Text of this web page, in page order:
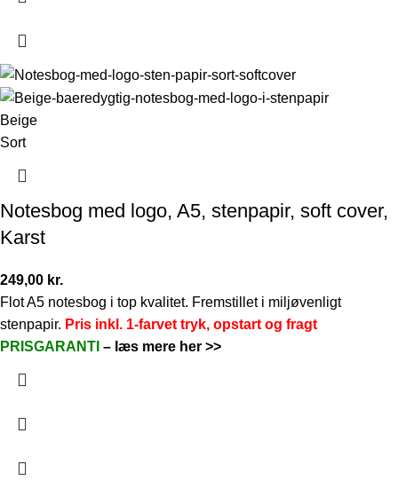
Beige
Sort
Notesbog med logo, A5, stenpapir, soft cover,
Karst
249,00 kr.
Flot A5 notesbog i top kvalitet. Fremstillet i miljøvenligt
stenpapir. Pris inkl. 1-farvet tryk, opstart og fragt
PRISGARANTI – læs mere her >>